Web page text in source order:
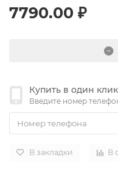
7790.00 ₽
Купить в один клик
Введите номер
В закладки В